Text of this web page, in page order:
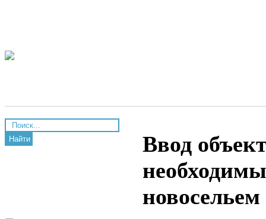
Найти
Ввод
новосельем